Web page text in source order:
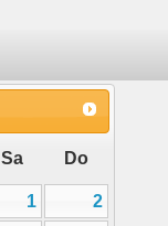
Sa Do
1
2